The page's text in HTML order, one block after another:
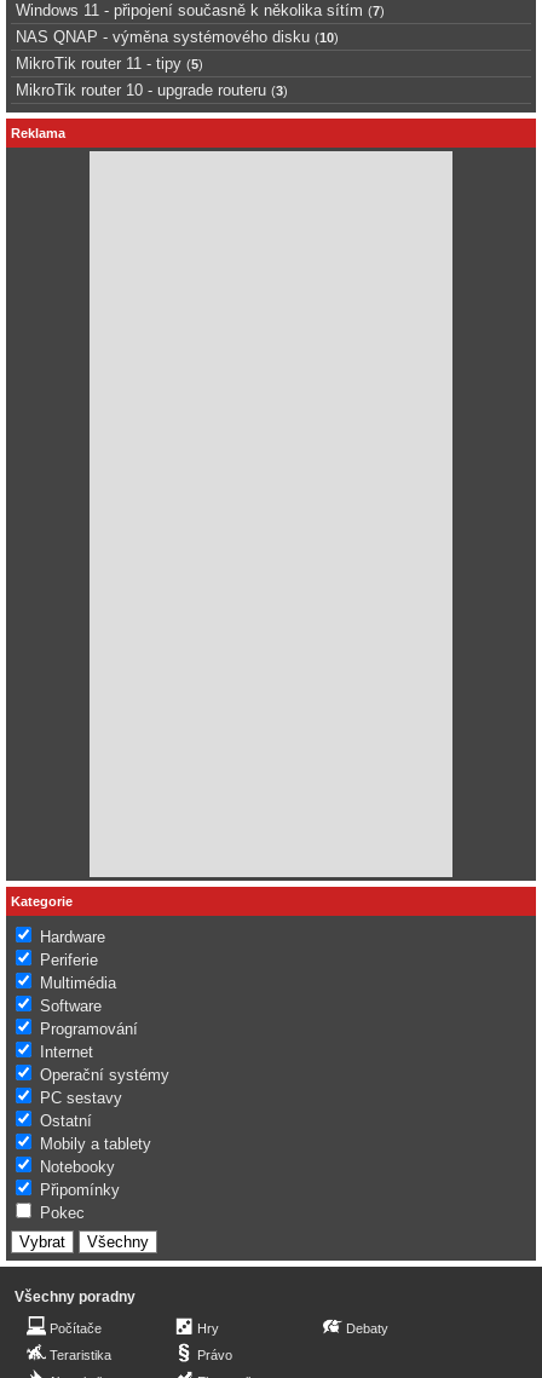
Windows 11 - připojení současně k několika sítím (7)
NAS QNAP - výměna systémového disku (10)
MikroTik router 11 - tipy (5)
MikroTik router 10 - upgrade routeru (3)
Reklama
Kategorie
Hardware
Periferie
Multimédia
Software
Programování
Internet
Operační systémy
PC sestavy
Ostatní
Mobily a tablety
Notebooky
Připomínky
Pokec
Všechny poradny
Počítače
Teraristika
Hry
Právo
Debaty